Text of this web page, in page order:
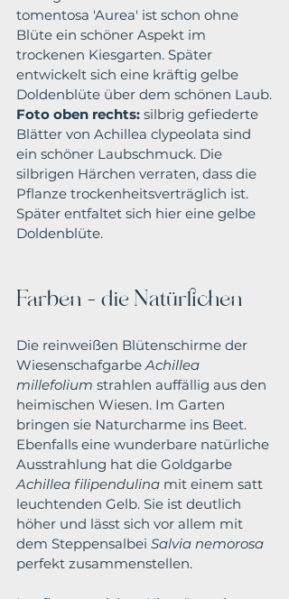
tomentosa 'Aurea' ist schon ohne
Blüte ein schöner Aspekt im
trockenen Kiesgarten. Später
entwickelt sich eine kräftig gelbe
Doldenblüte über dem schönen Laub.
Foto oben rechts: silbrig gefiederte
Blätter von Achillea clypeolata sind
ein schöner Laubschmuck. Die
silbrigen Härchen verraten, dass die
Pflanze trockenheitsverträglich ist.
Später entfaltet sich hier eine gelbe
Doldenblüte.
Farben – die Natürlichen
Die reinweißen Blütenschirme der
Wiesenschafgarbe Achillea
millefolium strahlen auffällig aus den
heimischen Wiesen. Im Garten
bringen sie Naturcharme ins Beet.
Ebenfalls eine wunderbare natürliche
Ausstrahlung hat die Goldgarbe
Achillea filipendulina mit einem satt
leuchtenden Gelb. Sie ist deutlich
höher und lässt sich vor allem mit
dem Steppensalbei Salvia nemorosa
perfekt zusammenstellen.